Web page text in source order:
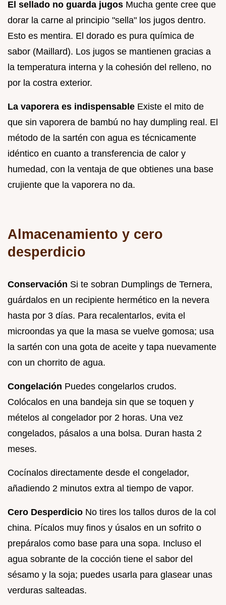
El sellado no guarda jugos Mucha gente cree que
dorar la carne al principio "sella" los jugos dentro.
Esto es mentira. El dorado es pura química de
sabor (Maillard). Los jugos se mantienen gracias a
la temperatura interna y la cohesión del relleno, no
por la costra exterior.
La vaporera es indispensable Existe el mito de
que sin vaporera de bambú no hay dumpling real. El
método de la sartén con agua es técnicamente
idéntico en cuanto a transferencia de calor y
humedad, con la ventaja de que obtienes una base
crujiente que la vaporera no da.
Almacenamiento y cero
desperdicio
Conservación Si te sobran Dumplings de Ternera,
guárdalos en un recipiente hermético en la nevera
hasta por 3 días. Para recalentarlos, evita el
microondas ya que la masa se vuelve gomosa; usa
la sartén con una gota de aceite y tapa nuevamente
con un chorrito de agua.
Congelación Puedes congelarlos crudos.
Colócalos en una bandeja sin que se toquen y
mételos al congelador por 2 horas. Una vez
congelados, pásalos a una bolsa. Duran hasta 2
meses.
Cocínalos directamente desde el congelador,
añadiendo 2 minutos extra al tiempo de vapor.
Cero Desperdicio No tires los tallos duros de la col
china. Pícalos muy finos y úsalos en un sofrito o
prepáralos como base para una sopa. Incluso el
agua sobrante de la cocción tiene el sabor del
sésamo y la soja; puedes usarla para glasear unas
verduras salteadas.